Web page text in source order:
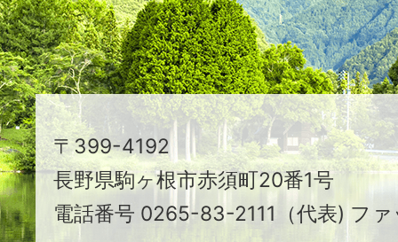
る
ま
ち
駒
ヶ
根
市
〒399-4192
長野県駒ヶ根市赤須町20番1号
電話番号 0265-83-2111（代表) フ